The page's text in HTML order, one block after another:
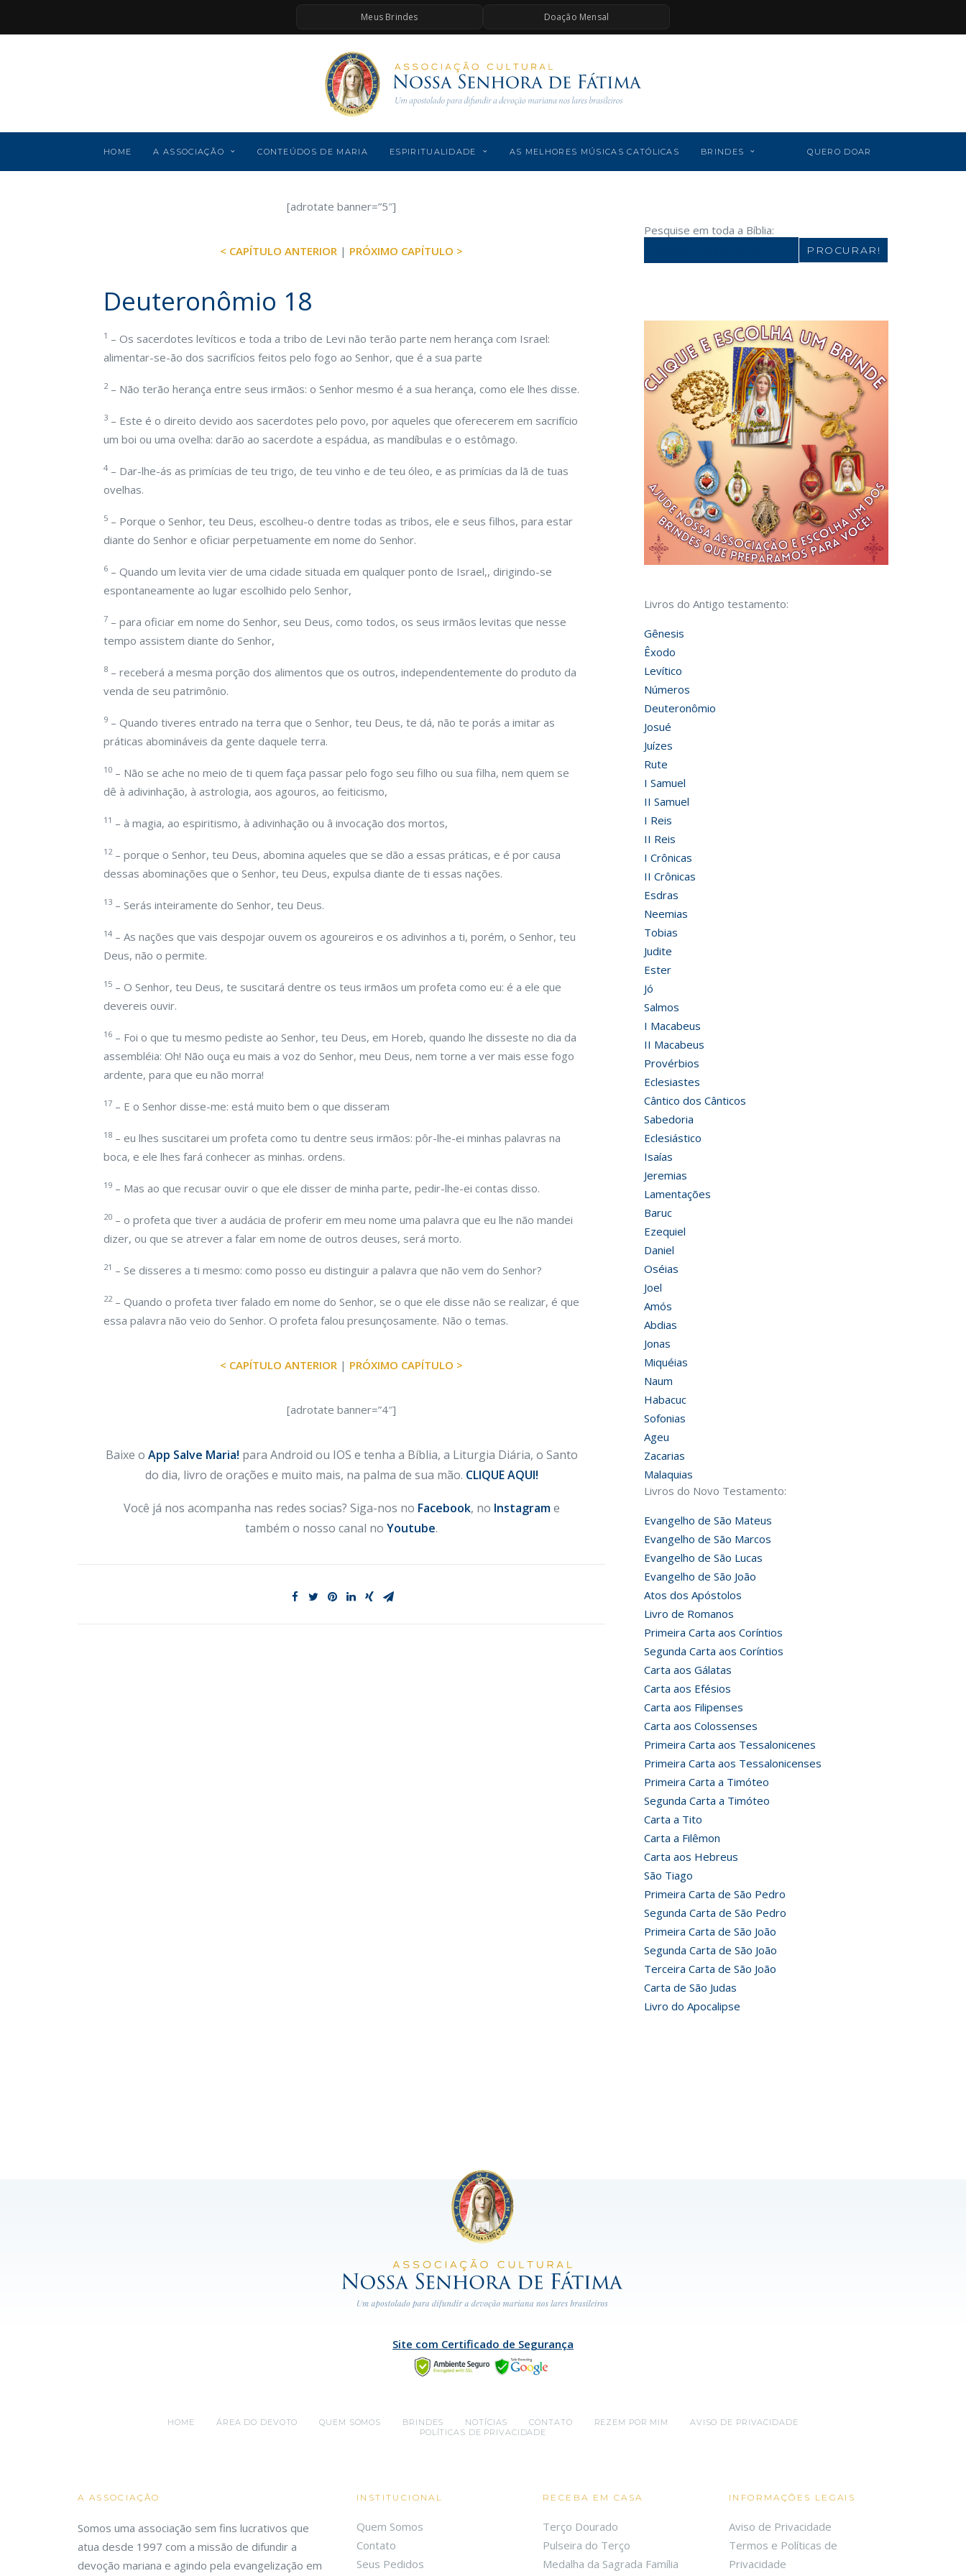
Meus Brindes Doação Mensal
HOME A ASSOCIAÇÃO CONTEÚDOS DE MARIA ESPIRITUALIDADE AS MELHORES MÚSICAS CATÓLICAS BRINDES QUERO DOAR
[adrotate banner=”5″]
< CAPÍTULO ANTERIOR | PRÓXIMO CAPÍTULO >
Deuteronômio 18
1 – Os sacerdotes levíticos e toda a tribo de Levi não terão parte nem herança com Israel:
alimentar-se-ão dos sacrifícios feitos pelo fogo ao Senhor, que é a sua parte
2– Não terão herança entre seus irmãos: o Senhor mesmo é a sua herança, como ele lhes disse.
3 – Este é o direito devido aos sacerdotes pelo povo, por aqueles que oferecerem em sacrifício
um boi ou uma ovelha: darão ao sacerdote a espádua, as mandíbulas e o estômago.
4 – Dar-lhe-ás as primícias de teu trigo, de teu vinho e de teu óleo, e as primícias da lã de tuas
ovelhas.
5 – Porque o Senhor, teu Deus, escolheu-o dentre todas as tribos, ele e seus filhos, para estar
diante do Senhor e oficiar perpetuamente em nome do Senhor.
6 – Quando um levita vier de uma cidade situada em qualquer ponto de Israel,, dirigindo-se
espontaneamente ao lugar escolhido pelo Senhor,
7 – para oficiar em nome do Senhor, seu Deus, como todos, os seus irmãos levitas que nesse
tempo assistem diante do Senhor,
8 – receberá a mesma porção dos alimentos que os outros, independentemente do produto da
venda de seu patrimônio.
9 – Quando tiveres entrado na terra que o Senhor, teu Deus, te dá, não te porás a imitar as
práticas abomináveis da gente daquele terra.
10 – Não se ache no meio de ti quem faça passar pelo fogo seu filho ou sua filha, nem quem se
dê à adivinhação, à astrologia, aos agouros, ao feiticismo,
11 – à magia, ao espiritismo, à adivinhação ou â invocação dos mortos,
12– porque o Senhor, teu Deus, abomina aqueles que se dão a essas práticas, e é por causa
dessas abominações que o Senhor, teu Deus, expulsa diante de ti essas nações.
13 – Serás inteiramente do Senhor, teu Deus.
14 – As nações que vais despojar ouvem os agoureiros e os adivinhos a ti, porém, o Senhor, teu
Deus, não o permite.
15 – O Senhor, teu Deus, te suscitará dentre os teus irmãos um profeta como eu: é a ele que
devereis ouvir.
16 – Foi o que tu mesmo pediste ao Senhor, teu Deus, em Horeb, quando lhe disseste no dia da
assembléia: Oh! Não ouça eu mais a voz do Senhor, meu Deus, nem torne a ver mais esse fogo
ardente, para que eu não morra!
17 – E o Senhor disse-me: está muito bem o que disseram
18 – eu lhes suscitarei um profeta como tu dentre seus irmãos: pôr-lhe-ei minhas palavras na
boca, e ele lhes fará conhecer as minhas. ordens.
19 – Mas ao que recusar ouvir o que ele disser de minha parte, pedir-lhe-ei contas disso.
20 – o profeta que tiver a audácia de proferir em meu nome uma palavra que eu lhe não mandei
dizer, ou que se atrever a falar em nome de outros deuses, será morto.
21 – Se disseres a ti mesmo: como posso eu distinguir a palavra que não vem do Senhor?
22– Quando o profeta tiver falado em nome do Senhor, se o que ele disse não se realizar, é que
essa palavra não veio do Senhor. O profeta falou presunçosamente. Não o temas.
< CAPÍTULO ANTERIOR | PRÓXIMO CAPÍTULO >
[adrotate banner=”4″]
Baixe o App Salve Maria! para Android ou IOS e tenha a Bíblia, a Liturgia Diária, o Santo
do dia, livro de orações e muito mais, na palma de sua mão. CLIQUE AQUI!
Você já nos acompanha nas redes socias? Siga-nos no Facebook, no Instagrame
também o nosso canal no Youtube.
Pesquise em toda a Bíblia:
Livros do Antigo testamento:
Gênesis
Êxodo
Levítico
Números
Deuteronômio
Josué
Juízes
Rute
I Samuel
II Samuel
I Reis
II Reis
I Crônicas
II Crônicas
Esdras
Neemias
Tobias
Judite
Ester
Jó
Salmos
I Macabeus
II Macabeus
Provérbios
Eclesiastes
Cântico dos Cânticos
Sabedoria
Eclesiástico
Isaías
Jeremias
Lamentações
Baruc
Ezequiel
Daniel
Oséias
Joel
Amós
Abdias
Jonas
Miquéias
Naum
Habacuc
Sofonias
Ageu
Zacarias
Malaquias
Livros do Novo Testamento:
Evangelho de São Mateus
Evangelho de São Marcos
Evangelho de São Lucas
Evangelho de São João
Atos dos Apóstolos
Livro de Romanos
Primeira Carta aos Coríntios
Segunda Carta aos Coríntios
Carta aos Gálatas
Carta aos Efésios
Carta aos Filipenses
Carta aos Colossenses
Primeira Carta aos Tessalonicenes
Primeira Carta aos Tessalonicenses
Primeira Carta a Timóteo
Segunda Carta a Timóteo
Carta a Tito
Carta a Filêmon
Carta aos Hebreus
São Tiago
Primeira Carta de São Pedro
Segunda Carta de São Pedro
Primeira Carta de São João
Segunda Carta de São João
Terceira Carta de São João
Carta de São Judas
Livro do Apocalipse
Site com Certificado de Segurança
HOME ÁREA DO DEVOTO QUEM SOMOS BRINDES NOTÍCIAS CONTATO REZEM POR MIM
AVISO DE PRIVACIDADE
POLÍTICAS DE PRIVACIDADE
A ASSOCIAÇÃO
Somos uma associação sem fins lucrativos que
atua desde 1997 com a missão de difundir a
devoção mariana e agindo pela evangelização em
INSTITUCIONAL
Quem Somos
Contato
Seus Pedidos
RECEBA EM CASA
Terço Dourado
Pulseira do Terço
Medalha da Sagrada Família
INFORMAÇÕES LEGAIS
Aviso de Privacidade
Termos e Políticas de
Privacidade